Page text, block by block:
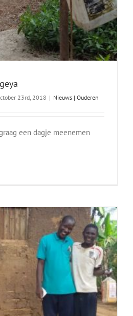
23rd, 2018 | Nieuws | Ouderen
een dagje meenemen